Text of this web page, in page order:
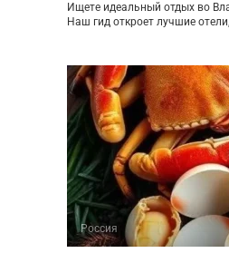
Ищете идеальный отдых во
Наш гид откроет лучшие
Россия